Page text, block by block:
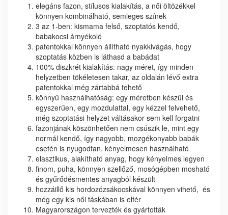
elegáns fazon, stílusos kialakítás, a női öltözékkel
könnyen kombinálható, semleges színek
3 az 1-ben: kismama felső, szoptatós kendő,
babakocsi árnyékoló
patentokkal könnyen állítható nyakkivágás, hogy
szoptatás közben is láthasd a babádat
100% diszkrét kialakítás: nagy méret, így minden
helyzetben tökéletesen takar, az oldalán lévő extra
patentokkal még zártabbá tehető
könnyű használhatóság: egy méretben készül és
egyszerűen, egy mozdulattal, egy kézzel felvehető,
még szoptatási helyzet váltásakor sem kell forgatni
fazonjának köszönhetően nem csúszik le, mint egy
normál kendő, így nagyobb, mozgékonyabb babák
esetén is nyugodtan, kényelmesen használható
elasztikus, alakítható anyag, hogy kényelmes legyen
finom, puha, könnyen szellőző, mosógépben mosható
és gyűrődésmentes anyagból készült
hozzáillő kis hordozózsákocskával könnyen vihető, és
még egy kis női táskában is elfér
Magyarországon tervezték és gyártották